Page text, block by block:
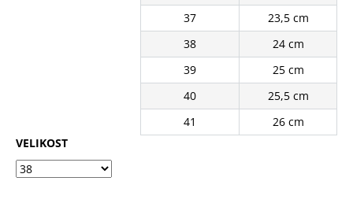
37
23,5 cm
38
24 cm
39
25 cm
40
25,5 cm
41
26 cm
VELIKOST